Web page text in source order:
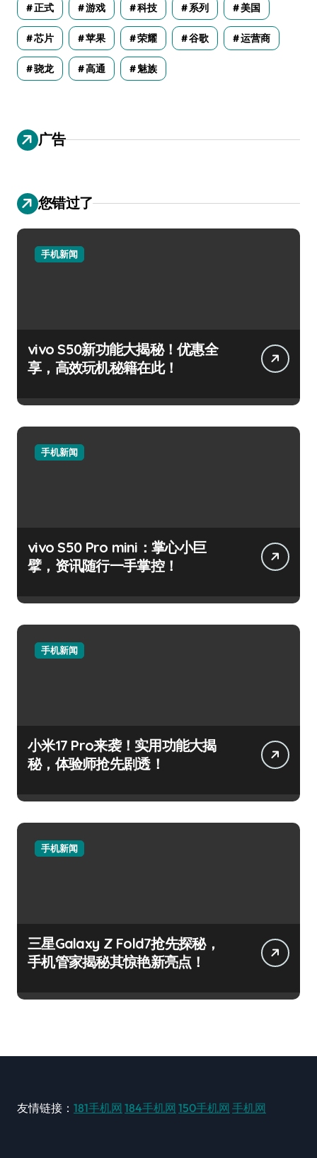
正式 游戏 科技 系列 美国
芯片 苹果 荣耀 谷歌 运营商
骁龙 高通 魅族
广告
您错过了
手机新闻
vivo S50新功能大揭秘！优惠全
享，高效玩机秘籍在此！
手机新闻
vivo S50 Pro mini：掌心小巨
擘，资讯随行一手掌控！
手机新闻
小米17 Pro来袭！实用功能大揭
秘，体验师抢先剧透！
手机新闻
三星Galaxy Z Fold7抢先探秘，
手机管家揭秘其惊艳新亮点！
友情链接： 181手机网 184手机网 150手机网 手机网